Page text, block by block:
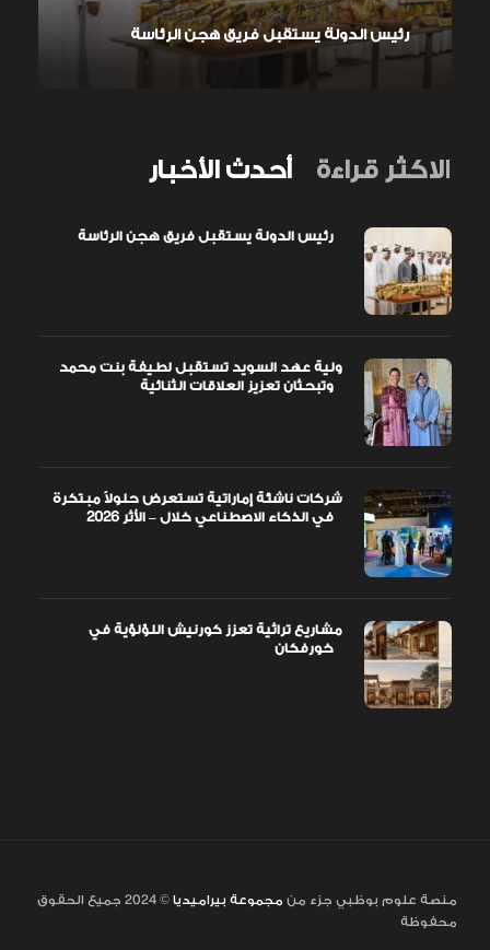
رئيس الدولة يستقبل فريق هجن الرئاسة
أحدث الأخبار الاكثر قراءة
ولية عهد السويد تستقبل لطيفة بنت محمد
شركات ناشئة إماراتية تستعرض حلولاً مبتكرة
مشاريع تراثية تعزز كورنيش اللؤلؤية في
منصة علوم بوظبي جزء من مجموعة بيراميديا
© 2024 جميع الحقوق
محفوظة